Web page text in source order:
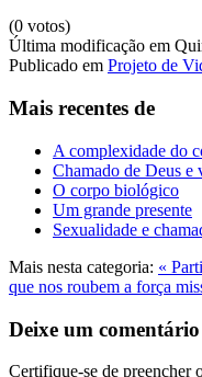
(0 votos)
Última modificação em
Publicado em Projeto de
Mais recentes de
A complexidade do
Chamado de Deus
O corpo biológico
Um grande presente
Sexualidade e
Mais nesta categoria: «
que nos roubem a força
Deixe um comentário
Certifique-se de preencher